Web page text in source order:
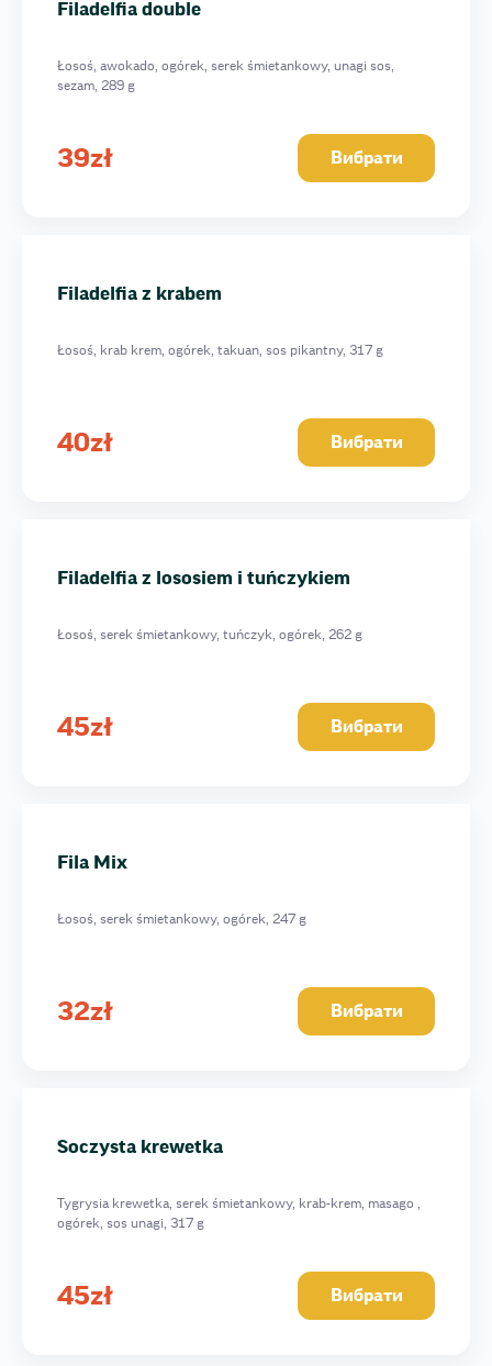
Filadelfia double
Łosoś, awokado, ogórek, serek śmietankowy, unagi sos,
sezam, 289 g
39zł Вибрати
Filadelfia z krabem
Łosoś, krab krem, ogórek, takuan, sos pikantny, 317 g
40zł Вибрати
Filadelfia z lososiem i tuńczykiem
Łosoś, serek śmietankowy, tuńczyk, ogórek, 262 g
45zł Вибрати
Fila Mix
Łosoś, serek śmietankowy, ogórek, 247 g
32zł Вибрати
Soczysta krewetka
Tygrysia krewetka, serek śmietankowy, krab-krem, masago ,
ogórek, sos unagi, 317 g
45zł Вибрати